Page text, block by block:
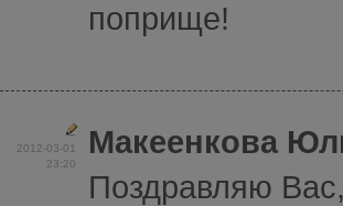
поприще!
2012-03-01
23:20
Макеенкова
Поздравляю